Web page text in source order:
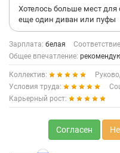
Хотелось больше мест для
еще один диван или пуфы
Зарплата: белая
Общее впечатление:
Коллектив:
Условия труда:
Карьерный рост:
Согласен